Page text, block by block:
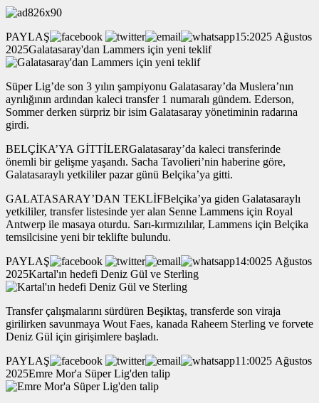
PAYLAŞ
15:2025 Ağustos
2025Galatasaray'dan Lammers için yeni teklif
Süper Lig’de son 3 yılın şampiyonu Galatasaray’da Muslera’nın
ayrılığının ardından kaleci transfer 1 numaralı gündem. Ederson,
Sommer derken sürpriz bir isim Galatasaray yönetiminin radarına
girdi.
BELÇİKA’YA GİTTİLERGalatasaray’da kaleci transferinde
önemli bir gelişme yaşandı. Sacha Tavolieri’nin haberine göre,
Galatasaraylı yetkililer pazar günü Belçika’ya gitti.
GALATASARAY’DAN TEKLİFBelçika’ya giden Galatasaraylı
yetkililer, transfer listesinde yer alan Senne Lammens için Royal
Antwerp ile masaya oturdu. Sarı-kırmızılılar, Lammens için Belçika
temsilcisine yeni bir teklifte bulundu.
PAYLAŞ
14:0025 Ağustos
2025Kartal'ın hedefi Deniz Gül ve Sterling
Transfer çalışmalarını sürdüren Beşiktaş, transferde son viraja
girilirken savunmaya Wout Faes, kanada Raheem Sterling ve forvete
Deniz Gül için girişimlere başladı.
PAYLAŞ
11:0025 Ağustos
2025Emre Mor'a Süper Lig'den talip